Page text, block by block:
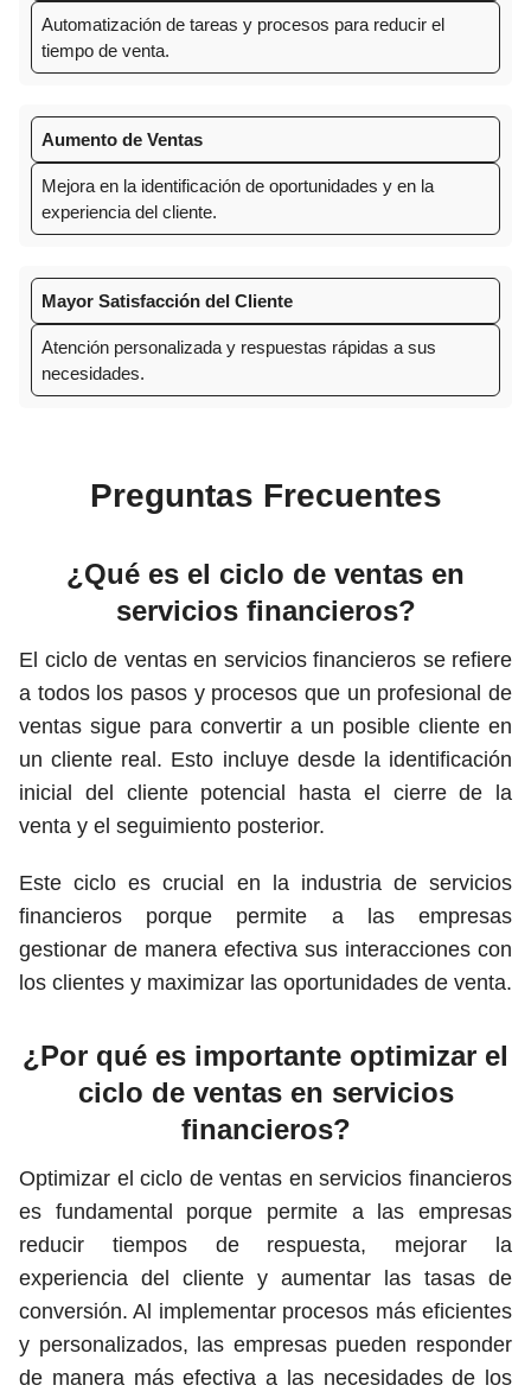
Automatización de tareas y procesos para reducir el
tiempo de venta.
Aumento de Ventas
Mejora en la identificación de oportunidades y en la
experiencia del cliente.
Mayor Satisfacción del Cliente
Atención personalizada y respuestas rápidas a sus
necesidades.
Preguntas Frecuentes
¿Qué es el ciclo de ventas en
servicios financieros?
El ciclo de ventas en servicios financieros se refiere
a todos los pasos y procesos que un profesional de
ventas sigue para convertir a un posible cliente en
un cliente real. Esto incluye desde la identificación
inicial del cliente potencial hasta el cierre de la
venta y el seguimiento posterior.
Este ciclo es crucial en la industria de servicios
financieros porque permite a las empresas
gestionar de manera efectiva sus interacciones con
los clientes y maximizar las oportunidades de venta.
¿Por qué es importante optimizar el
ciclo de ventas en servicios
financieros?
Optimizar el ciclo de ventas en servicios financieros
es fundamental porque permite a las empresas
reducir tiempos de respuesta, mejorar la
experiencia del cliente y aumentar las tasas de
conversión. Al implementar procesos más eficientes
y personalizados, las empresas pueden responder
de manera más efectiva a las necesidades de los